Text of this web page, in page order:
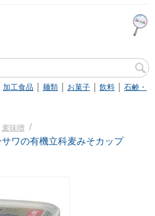
加工食品 麺類 お菓子 飲料
石鹸・
麦味噌 /
ワの有機立科麦みそカップ